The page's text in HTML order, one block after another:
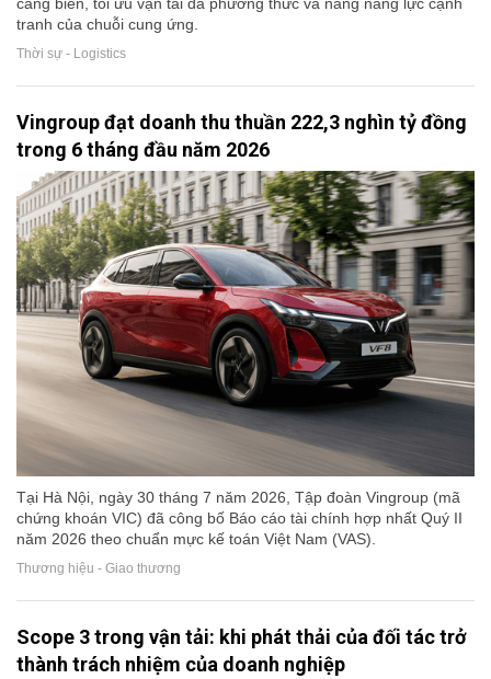
tranh của chuỗi cung ứng.
Thời sự - Logistics
Vingroup đạt doanh thu thuần 222,3 nghìn tỷ đồng
trong 6 tháng đầu năm 2026
Tại Hà Nội, ngày 30 tháng 7 năm 2026, Tập đoàn Vingroup (mã
chứng khoán VIC) đã công bố Báo cáo tài chính hợp nhất Quý II
năm 2026 theo chuẩn mực kế toán Việt Nam (VAS).
Thương hiệu - Giao thương
Scope 3 trong vận tải: khi phát thải của đối tác trở
thành trách nhiệm của doanh nghiệp